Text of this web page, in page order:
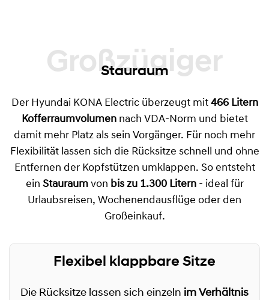
Großzügiger
Stauraum
Der Hyundai KONA Electric überzeugt mit 466 Litern
Kofferraumvolumennach VDA-Norm und bietet
damit mehr Platz als sein Vorgänger. Für noch mehr
Flexibilität lassen sich die Rücksitze schnell und ohne
Entfernen der Kopfstützen umklappen. So entsteht
ein Stauraum von bis zu 1.300 Litern- ideal für
Urlaubsreisen, Wochenendausflüge oder den
Großeinkauf.
Flexibel klappbare Sitze
Die Rücksitze lassen sich einzeln im Verhältnis